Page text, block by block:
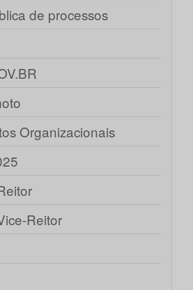
de processos
Organizacionais
Reitor